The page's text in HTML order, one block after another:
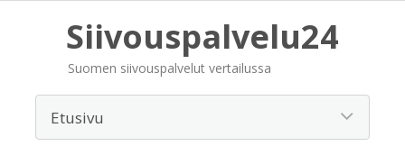
Siivouspalvelu24
Suomen siivouspalvelut vertailussa